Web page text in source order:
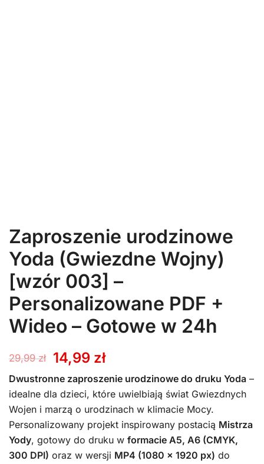
Zaproszenie urodzinowe
Yoda (Gwiezdne Wojny)
[wzór 003] –
Personalizowane PDF +
Wideo – Gotowe w 24h
29,99zł
Pierwotna
cena
wynosiła:
29,99 zł.
14,99 złAktualna
cena
wynosi:
14,99 zł.
Dwustronne zaproszenie urodzinowe do druku Yoda –
idealne dla dzieci, które uwielbiają świat Gwiezdnych
Wojen i marzą o urodzinach w klimacie Mocy.
Personalizowany projekt inspirowany postacią Mistrza
Yody, gotowy do druku w formacie A5, A6 (CMYK,
300 DPI) oraz w wersji MP4 (1080 x 1920 px) do